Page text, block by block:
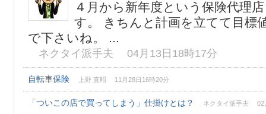
４月から新年度という保険代理
す。 きちんと計画を立てて目標
で下さいね。 ...
ネクタイ派手夫 04月13日18時17分
自転車保険 上野 直昭 11月28日16時20分
「ついこの店で買ってしまう」仕掛けとは？ ネクタイ派手夫 02